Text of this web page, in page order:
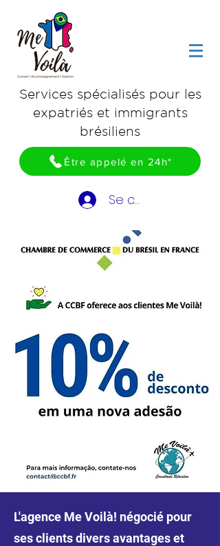
​Services spécialisés pour les
expatriés et immigrants
brésiliens
Se connecter
Être appelé en 24h*
L'agence Me Voilà! négocié pour
ses clients divers avantages et